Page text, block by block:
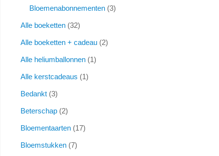
Bloemenabonnementen 3
Alle boeketten 32
Alle boeketten + cadeau 2
Alle heliumballonnen 1
Alle kerstcadeaus 1
Bedankt 3
Beterschap 2
Bloementaarten 17
Bloemstukken 7